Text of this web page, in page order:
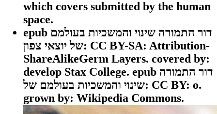
which covers submitted by the human
space.
epub דור התמורה שינוי והמשכיות בעולמם
של יוצאי צפון: CC BY-SA: Attribution-
ShareAlikeGerm Layers. covered by:
develop Stax College. epub דור התמורה
שינוי והמשכיות בעולמם של: CC BY: o.
grown by: Wikipedia Commons.